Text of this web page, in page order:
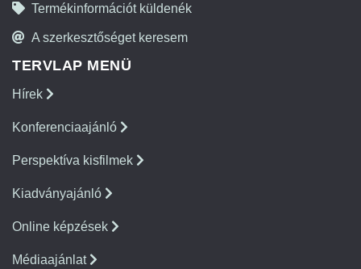
Termékinformációt küldenék
A szerkesztőséget keresem
TERVLAP MENÜ
Hírek
Konferenciaajánló
Perspektíva kisfilmek
Kiadványajánló
Online képzések
Médiaajánlat